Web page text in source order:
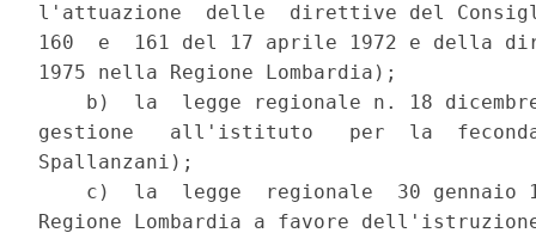
l'attuazione  delle  direttive del
160  e  161 del 17 aprile 1972 e della
1975 nella Regione Lombardia);
b)  la  legge regionale n. 18
gestione   all'istituto   per  la
Spallanzani);
c)  la  legge  regionale  30 gennaio
Regione Lombardia a favore